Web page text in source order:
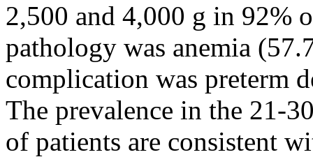
2,500 and 4,000 g in 92%
pathology was anemia
complication was preterm
The prevalence in the 21-
of patients are consistent